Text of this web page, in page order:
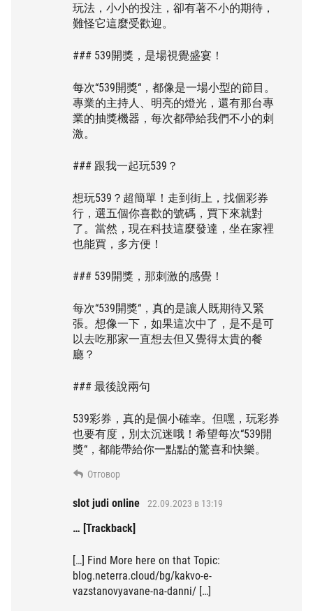
玩法，小小的投注，卻有著不小的期待，
難怪它這麼受歡迎。
### 539開獎，是場視覺盛宴！
每次“539開獎“，都像是一場小型的節目。
專業的主持人、明亮的燈光，還有那台專
業的抽獎機器，每次都帶給我們不小的刺
激。
### 跟我一起玩539？
想玩539？超簡單！走到街上，找個彩券
行，選五個你喜歡的號碼，買下來就對
了。當然，現在科技這麼發達，坐在家裡
也能買，多方便！
### 539開獎，那刺激的感覺！
每次“539開獎“，真的是讓人既期待又緊
張。想像一下，如果這次中了，是不是可
以去吃那家一直想去但又覺得太貴的餐
廳？
### 最後說兩句
539彩券，真的是個小確幸。但嘿，玩彩券
也要有度，別太沉迷哦！希望每次“539開
獎“，都能帶給你一點點的驚喜和快樂。
Отговор
slot judi online 22.09.2023 в 13:19
… [Trackback]
[…] Find More here on that Topic:
blog.neterra.cloud/bg/kakvo-e-
vazstanovyavane-na-danni/ […]